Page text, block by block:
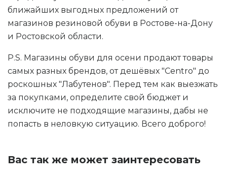
ближайших выгодных предложений от
магазинов резиновой обуви в Ростове-на-Дону
и Ростовской области.
P.S. Магазины обуви для осени продают товары
самых разных брендов, от дешёвых "Centro" до
роскошных "Лабутенов". Перед тем как выезжать
за покупками, определите свой бюджет и
исключите не подходящие магазины, дабы не
попасть в неловкую ситуацию. Всего доброго!
Вас так же может заинтересовать